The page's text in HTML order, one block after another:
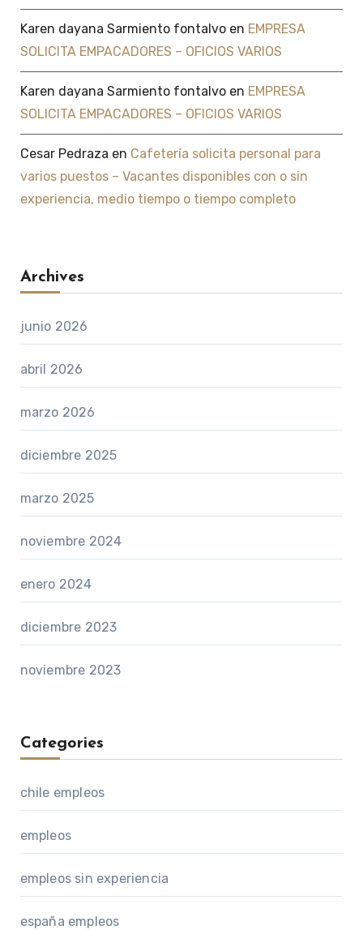
Karen dayana Sarmiento fontalvoen EMPRESA
SOLICITA EMPACADORES – OFICIOS VARIOS
Karen dayana Sarmiento fontalvoen EMPRESA
SOLICITA EMPACADORES – OFICIOS VARIOS
Cesar Pedraza en Cafetería solicita personal para
varios puestos – Vacantes disponibles con o sin
experiencia, medio tiempo o tiempo completo
Archives
junio 2026
abril 2026
marzo 2026
diciembre 2025
marzo 2025
noviembre 2024
enero 2024
diciembre 2023
noviembre 2023
Categories
chile empleos
empleos
empleos sin experiencia
españa empleos